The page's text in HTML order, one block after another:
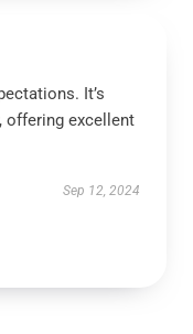
It’s
offering excellent
Sep 12, 2024